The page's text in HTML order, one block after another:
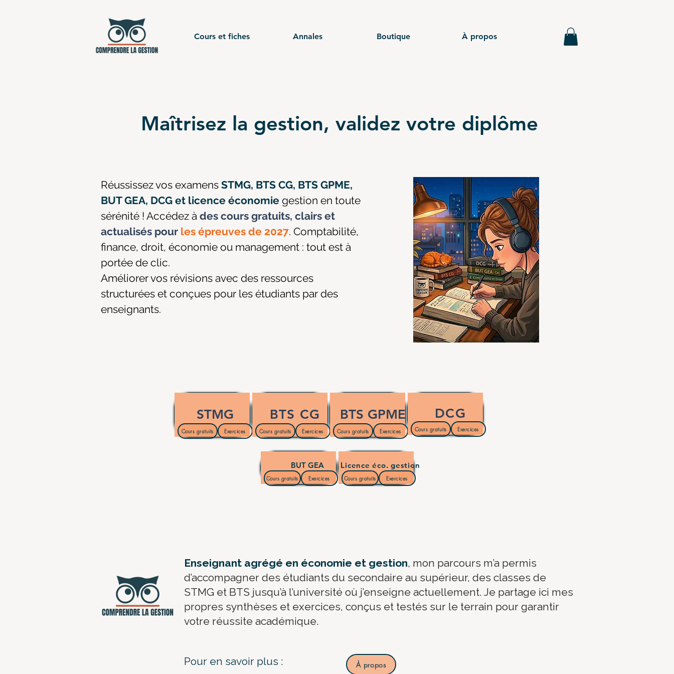
Cours et fiches Annales Boutique À propos
Maîtrisez la gestion, validez votre diplôme
Réussissez vos examens STMG, BTS CG, BTS GPME,
BUT GEA, DCG et licence économie gestion en toute
sérénité ! Accédez à des cours gratuits, clairs et
actualisés pour les épreuves de 2027. Comptabilité,
finance, droit, économie ou management : tout est à
portée de clic.
Améliorer vos révisions avec des ressources
structurées et conçues pour les étudiants par des
enseignants.
STMG
Cours gratuits Exercices
BTS CG
Cours gratuits Exercices
BTS GPME
Cours gratuits Exercices
DCG
Cours gratuits Exercices
BUT GEA
Cours gratuits Exercices
Licence éco. gestion
Cours gratuits Exercices
​Enseignant agrégé en économie et gestion, mon parcours m’a permis
d’accompagner des étudiants du secondaire au supérieur, des classes de
STMG et BTS jusqu’à l’université où j’enseigne actuellement. Je partage ici mes
propres synthèses et exercices, conçus et testés sur le terrain pour garantir
votre réussite académique.
Pour en savoir plus : À propos